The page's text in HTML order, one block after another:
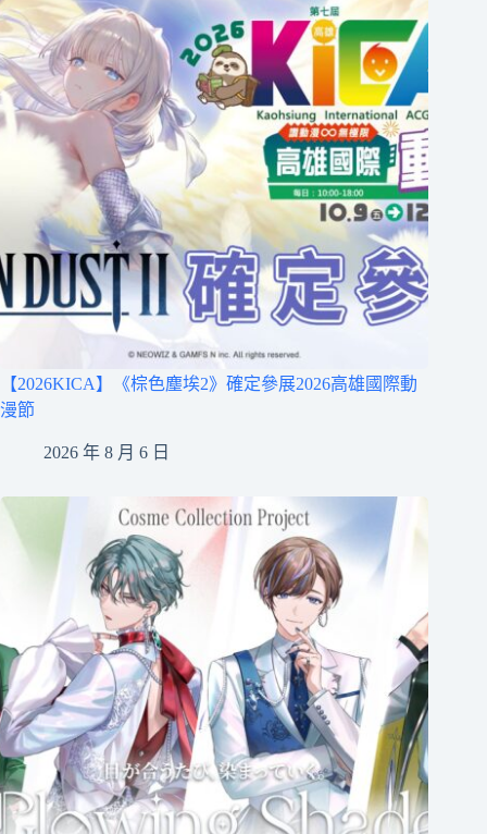
【2026KICA】《棕色塵埃2》確定參展2026高雄國際動
漫節
2026 年 8 月 6 日